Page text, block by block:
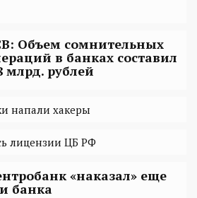
Объем сомнительных
в банках составил
млрд. рублей
напали хакеры
лицензии ЦБ РФ
«наказал» еще
банка